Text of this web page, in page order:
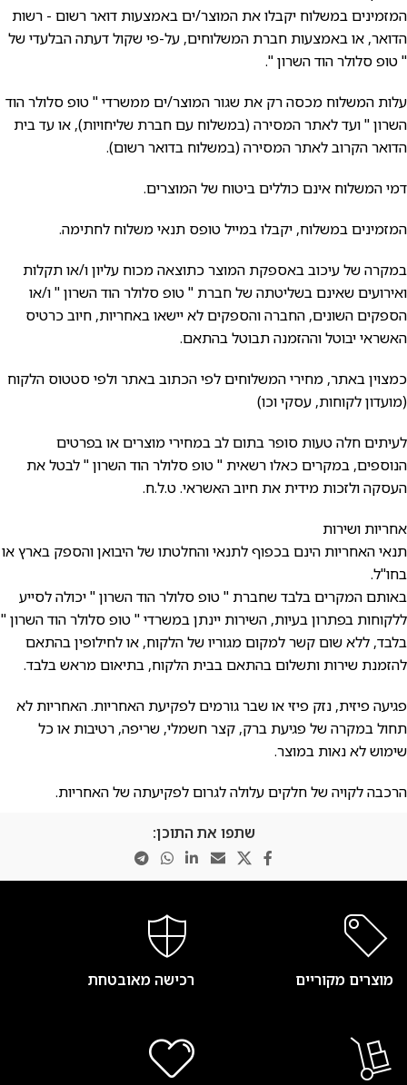
המזמינים במשלוח יקבלו את המוצר/ים באמצעות דואר רשום - רשות
הדואר, או באמצעות חברת המשלוחים, על-פי שקול דעתה הבלעדי של
" טופ סלולר הוד השרון ".
עלות המשלוח מכסה רק את שגור המוצר/ים ממשרדי " טופ סלולר הוד
השרון " ועד לאתר המסירה (במשלוח עם חברת שליחויות), או עד בית
הדואר הקרוב לאתר המסירה (במשלוח בדואר רשום).
דמי המשלוח אינם כוללים ביטוח של המוצרים.
המזמינים במשלוח, יקבלו במייל טופס תנאי משלוח לחתימה.
במקרה של עיכוב באספקת המוצר כתוצאה מכוח עליון ו/או תקלות
ואירועים שאינם בשליטתה של חברת " טופ סלולר הוד השרון " ו/או
הספקים השונים, החברה והספקים לא יישאו באחריות, חיוב כרטיס
האשראי יבוטל וההזמנה תבוטל בהתאם.
כמצוין באתר, מחירי המשלוחים לפי הכתוב באתר ולפי סטטוס הלקוח
(מועדון לקוחות, עסקי וכו)
לעיתים חלה טעות סופר בתום לב במחירי מוצרים או בפרטים
הנוספים, במקרים כאלו רשאית " טופ סלולר הוד השרון " לבטל את
העסקה ולזכות מידית את חיוב האשראי. ט.ל.ח.
אחריות ושירות
תנאי האחריות הינם בכפוף לתנאי והחלטתו של היבואן והספק בארץ או
בחו"ל.
באותם המקרים בלבד שחברת " טופ סלולר הוד השרון " יכולה לסייע
ללקוחות בפתרון בעיות, השירות יינתן במשרדי " טופ סלולר הוד השרון "
בלבד, ללא שום קשר למקום מגוריו של הלקוח, או לחילופין בהתאם
להזמנת שירות ותשלום בהתאם בבית הלקוח, בתיאום מראש בלבד.
פגיעה פיזית, נזק פיזי או שבר גורמים לפקיעת האחריות. האחריות לא
תחול במקרה של פגיעת ברק, קצר חשמלי, שריפה, רטיבות או כל
שימוש לא נאות במוצר.
הרכבה לקויה של חלקים עלולה לגרום לפקיעתה של האחריות.
שתפו את התוכן:
מוצרים מקוריים רכישה מאובטחת